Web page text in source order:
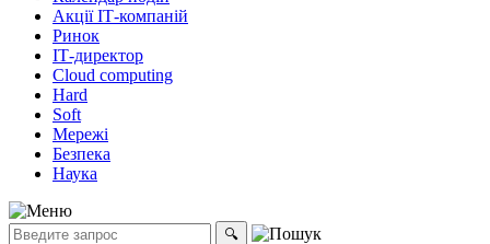
Акції ІТ-компаній
Ринок
ІТ-директор
Cloud computing
Hard
Soft
Мережі
Безпека
Наука